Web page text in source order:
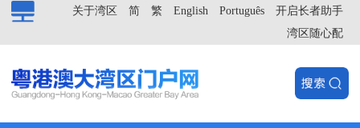
开启长者助手
Português
English
繁
简
关于湾区
湾区随心配